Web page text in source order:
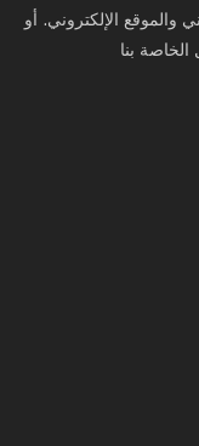
والموقع الإلكتروني. أو
بنا